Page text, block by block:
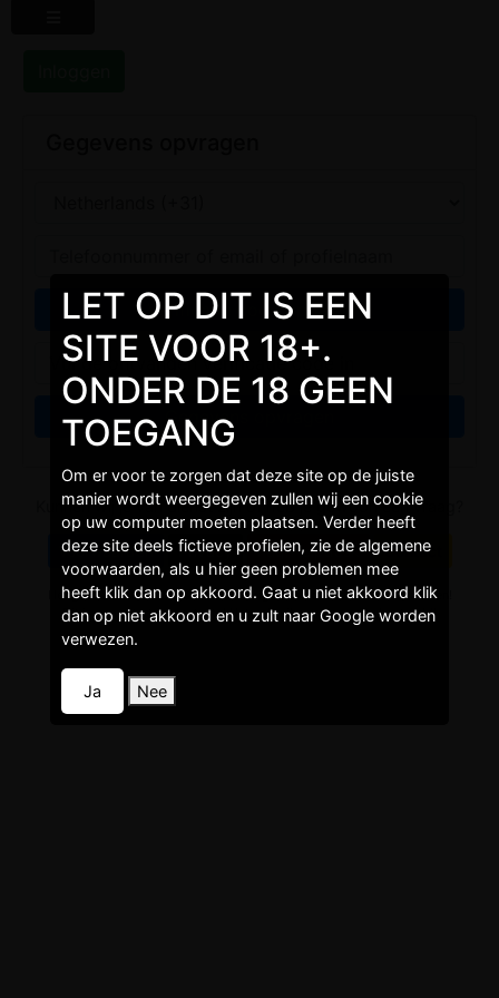
LET OP DIT IS EEN
SITE VOOR 18+.
ONDER DE 18 GEEN
TOEGANG
Om er voor te zorgen dat deze site op de juiste
manier wordt weergegeven zullen wij een cookie
op uw computer moeten plaatsen. Verder heeft
deze site deels fictieve profielen, zie de algemene
voorwaarden, als u hier geen problemen mee
heeft klik dan op akkoord. Gaat u niet akkoord klik
dan op niet akkoord en u zult naar Google worden
verwezen.
Ja Nee
Kunnen wij je van dienst zijn of heb je gewoon een vraag?
Voorwaarden Privacy Faq/Helpdesk Contact
Het gebruik van de website is voor eigen risico! Lees de voorwaarden!
Dit is een entertainment site! Het gebruik van deze site kost geld!